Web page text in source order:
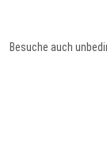
Besuche auch